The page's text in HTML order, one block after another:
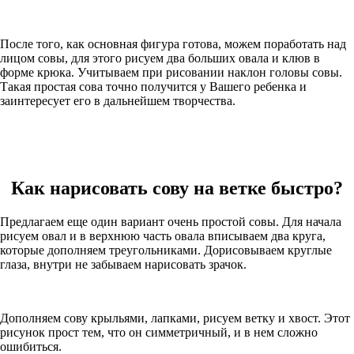
После того, как основная фигура готова, можем поработать над
лицом совы, для этого рисуем два больших овала и клюв в
форме крюка. Учитываем при рисовании наклон головы совы.
Такая простая сова точно получится у Вашего ребенка и
заинтересует его в дальнейшем творчества.
Как нарисовать сову на ветке быстро?
Предлагаем еще один вариант очень простой совы. Для начала
рисуем овал и в верхнюю часть овала вписываем два круга,
которые дополняем треугольниками. Дорисовываем круглые
глаза, внутри не забываем нарисовать зрачок.
Дополняем сову крыльями, лапками, рисуем ветку и хвост. Этот
рисунок прост тем, что он симметричный, и в нем сложно
ошибиться.